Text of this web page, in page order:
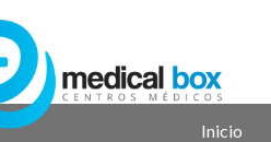
Inicio